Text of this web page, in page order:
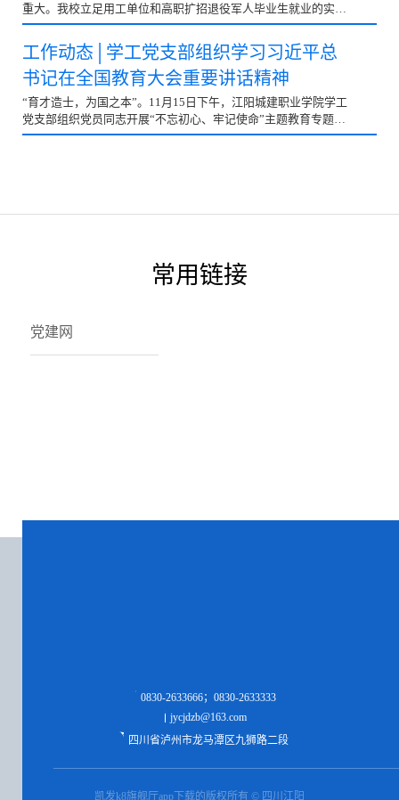
重大。我校立足用工单位和高职扩招退役军人毕业生就业的实际
需求，充分发挥组织优势，发挥退役军人事务系统服务...
工作动态│学工党支部组织学习习近平总
书记在全国教育大会重要讲话精神
“育才造士，为国之本”。11月15日下午，江阳城建职业学院学工
党支部组织党员同志开展“不忘初心、牢记使命”主题教育专题学
习。会议由学工党支部宣传委员曾艳主持。由学工...
常用链接
党建网
0830-2633666；0830-2633333
jycjdzb@163.com
四川省泸州市龙马潭区九狮路二段
凯发k8旗舰厅app下载的版权所有 © 四川江阳